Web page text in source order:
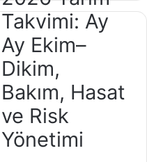
Tarım
Takvimi:
Ay
Ay
Ekim–
Dikim,
Bakım,
Hasat
ve
Takvimi: Ay
Ay Ekim–
Dikim,
Bakım, Hasat
ve Risk
Yönetimi